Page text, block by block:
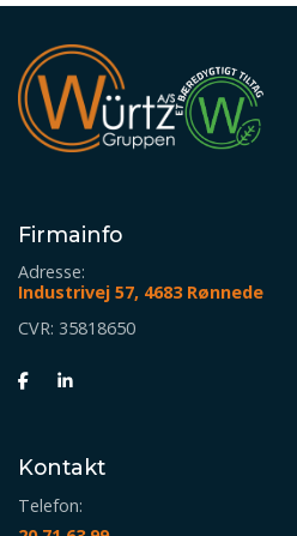
Firmainfo
Adresse:
Industrivej 57, 4683 Rønnede
CVR: 35818650
Kontakt
Telefon: